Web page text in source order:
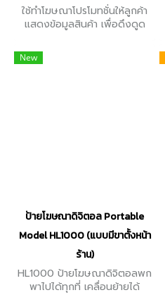
ใช้ทำโฆษณาโปรโมทชั่นให้ลูกค้า
แสดงข้อมูลสินค้า เพื่อดึงดูด
หลายขนาดให้เลือก ตั้งแต่ 32" /
43" / 49" / 55" / 65"
New
ป้ายโฆษณาดิจิตอล Portable
Model HL1000 (แบบมีขาตั้งหน้า
ร้าน)
HL1000 ป้ายโฆษณาดิจิตอลพก
พาไปได้ทุกที่ เคลื่อนย้ายได้